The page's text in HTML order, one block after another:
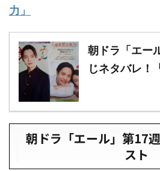
力」
朝ドラ「エー
じネタバレ！
朝ドラ「エール」第17
スト